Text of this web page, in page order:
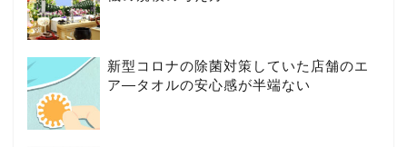
新型コロナの除菌対策していた店舗のエ
ア―タオルの安心感が半端ない